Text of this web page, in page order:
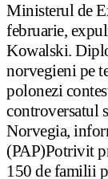
Ministerul de
februarie,
Kowalski.
norvegieni pe
polonezi
controversatul
Norvegia,
(PAP)Potrivit
150 de familii